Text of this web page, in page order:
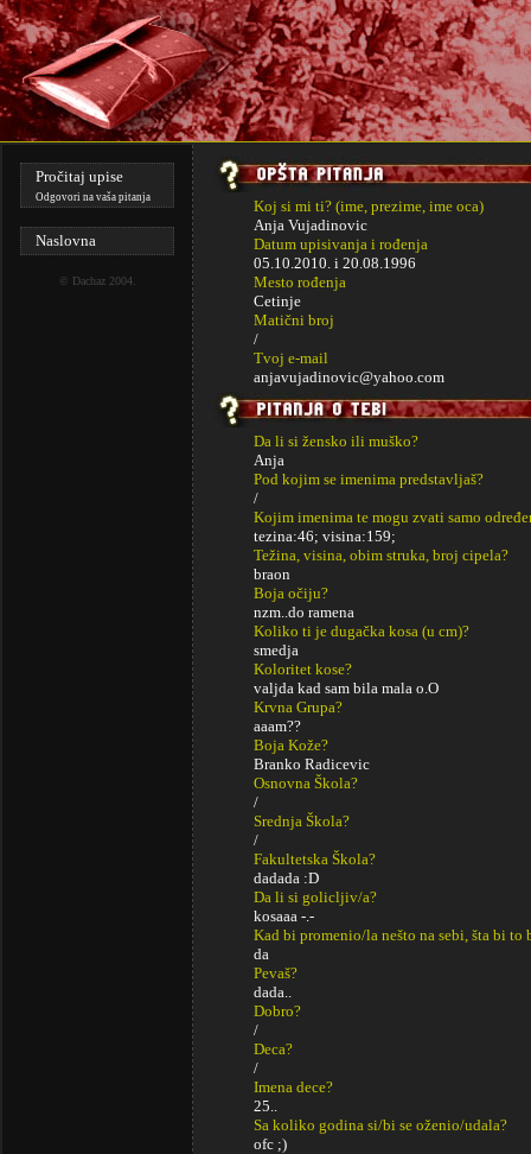
Pročitaj upise
Odgovori na vaša pitanja
Naslovna
© Dachaz2004.
Koj si mi ti? (ime, prezime, ime oca)
Anja Vujadinovic
Datum upisivanja i rođenja
05.10.2010. i 20.08.1996
Mesto rođenja
Cetinje
Matični broj
/
Tvoj e-mail
anjavujadinovic@yahoo.com
Da li si žensko ili muško?
Anja
Pod kojim se imenima predstavljaš?
/
Kojim imenima te mogu zvati samo
tezina:46; visina:159;
Težina, visina, obim struka, broj cipela?
braon
Boja očiju?
nzm..do ramena
Koliko ti je dugačka kosa (u cm)?
smedja
Koloritet kose?
valjda kad sam bila mala o.O
Krvna Grupa?
aaam??
Boja Kože?
Branko Radicevic
Osnovna Škola?
/
Srednja Škola?
/
Fakultetska Škola?
dadada :D
Da li si golicljiv/a?
kosaaa -.-
Kad bi promenio/la nešto na sebi, šta bi to
da
Pevaš?
dada..
Dobro?
/
Deca?
/
Imena dece?
25..
Sa koliko godina si/bi se oženio/udala?
ofc ;)